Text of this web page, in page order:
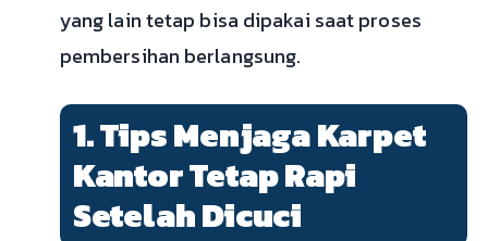
yang lain tetap bisa dipakai saat proses
pembersihan berlangsung.
1. Tips Menjaga Karpet
Kantor Tetap Rapi
Setelah Dicuci